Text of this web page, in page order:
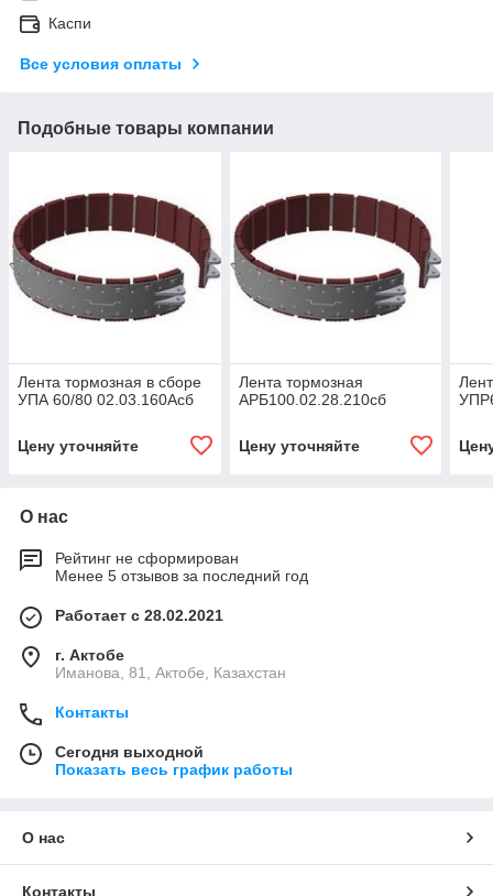
Каспи
Все условия оплаты
Подобные товары компании
Лента тормозная в сборе
УПА 60/80 02.03.160Асб
Цену уточняйте
Лента тормозная
АРБ100.02.28.210сб
Цену уточняйте
О нас
Рейтинг не сформирован
Менее 5 отзывов за последний год
Работает с 28.02.2021
г. Актобе
Иманова, 81, Актобе, Казахстан
Контакты
Сегодня выходной
Показать весь график работы
О нас
Контакты